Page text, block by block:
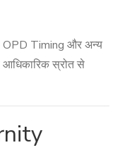
Timing और अन्य
आधिकारिक स्रोत से